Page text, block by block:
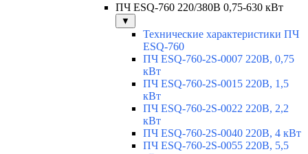
ПЧ ESQ-760 220/380В 0,75-630 кВт
▼
Технические характеристики ПЧ
ESQ-760
ПЧ ESQ-760-2S-0007 220В, 0,75
кВт
ПЧ ESQ-760-2S-0015 220В, 1,5
кВт
ПЧ ESQ-760-2S-0022 220В, 2,2
кВт
ПЧ ESQ-760-2S-0040 220В, 4 кВт
ПЧ ESQ-760-2S-0055 220В, 5,5